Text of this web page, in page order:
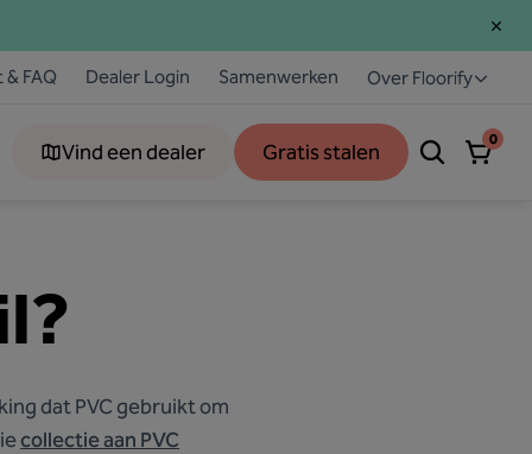
FAQ Dealer Login Samenwerken Over Floorify
Vind een dealer Gratis stalen 0
dat PVC gebruikt om
collectie aan PVC